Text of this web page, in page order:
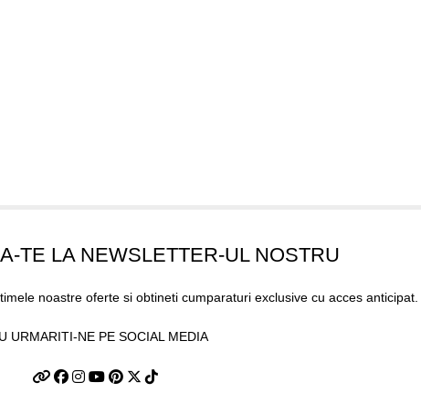
TE LA NEWSLETTER-UL NOSTRU
noastre oferte si obtineti cumparaturi exclusive cu acces anticipat.
URMARITI-NE PE SOCIAL MEDIA